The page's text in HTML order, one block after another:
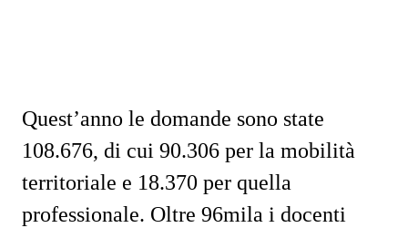
Quest’anno le domande sono state
108.676, di cui 90.306 per la mobilità
territoriale e 18.370 per quella
professionale. Oltre 96mila i docenti